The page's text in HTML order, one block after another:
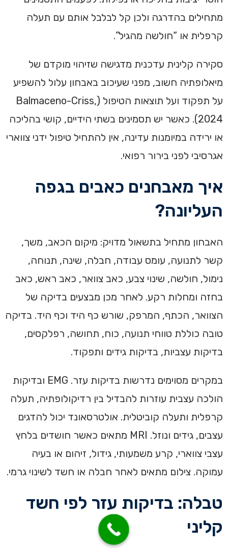
מתחילים בהדרגה ולכן קל לבלבל אותם עם תעלה
קרפלית או “חולשה מהגיל”.
סקירה קלינית עדכנית מדגישה שזיהוי מוקדם של
מיאלופתיה חשוב, מפני שעיכוב באבחון עלול להשפיע
על תפקוד ועל תוצאות הטיפול (Balmaceno-Criss,
2024). כאשר יש תסמינים בשתי הידיים, קושי בהליכה
או ירידה במיומנות עדינה, אין להתחיל טיפול ידני צווארי
אגרסיבי לפני בירור רפואי.
איך מאבחנים כאבים בגפה
העליונה?
האבחון מתחיל בתשאול מדויק: מיקום הכאב, משך,
קשר לתנועה, עומס עבודה, חבלה, שינה, תנוחה,
נימול, חולשה, שינוי צבע, כאב צוואר, כאב ראש, כאב
בחזה ומחלות רקע. לאחר מכן מבצעים בדיקה של
הצוואר, הכתף, המרפק, שורש כף היד וכף היד. בדיקה
טובה כוללת טווחי תנועה, כוח, תחושה, רפלקסים,
בדיקות עצביות, בדיקות גידים ותפקוד.
במקרים מסוימים נדרשות בדיקות עזר. EMG ובדיקות
הולכה עצבית עוזרות להבדיל בין רדיקולופתיה, תעלה
קרפלית ותעלה קוביטלית. אולטרסאונד יכול להדגים
עצבים, גידים ונוזל. MRI מתאים כאשר חושדים בלחץ
עצבי צווארי, קרע משמעותי, גידול, זיהום או בעיה
עמוקה. צילום מתאים לאחר חבלה או חשד לשינוי גרמי.
טבלה: בדיקות עזר לפי חשד
קליני